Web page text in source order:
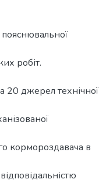
робіт.
20 джерел технічної
кормороздавача в